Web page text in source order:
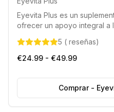
máxima calidad.
Eyevita Plus es un
ofrecer un apoyo integral a
una visión óptima, a la
del colágeno ocular,
5 ( reseñas)
€24.99 - €49.99
Comprar-